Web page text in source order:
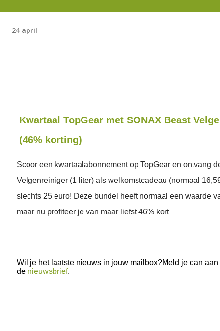
24 april
Kwartaal TopGear met SONAX Beast
(46% korting)
Scoor een kwartaalabonnement op TopGear en ontvang
Velgenreiniger (1 liter) als welkomstcadeau (normaal
slechts 25 euro! Deze bundel heeft normaal een waarde
maar nu profiteer je van maar liefst 46% kort
Wil je het laatste nieuws in jouw mailbox?Meld je dan aan
de nieuwsbrief.